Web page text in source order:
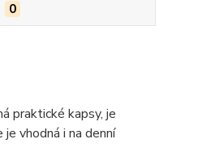
0
praktické kapsy, je
vhodná i na denní